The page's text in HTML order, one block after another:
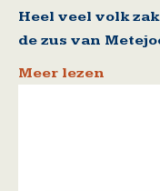
Heel veel volk
de zus van
Meer lezen